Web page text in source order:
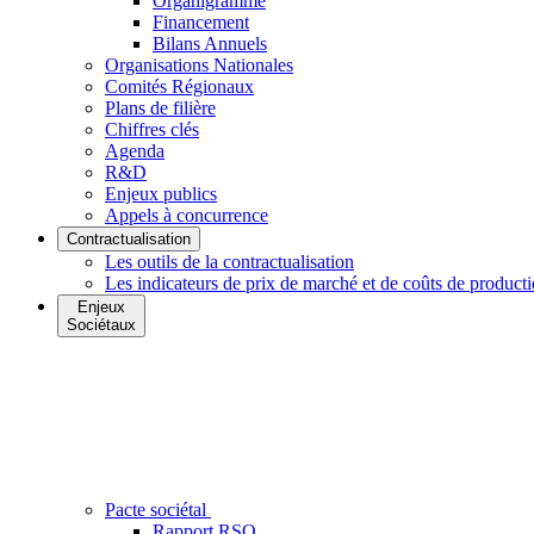
Financement
Bilans Annuels
Organisations Nationales
Comités Régionaux
Plans de filière
Chiffres clés
Agenda
R&D
Enjeux publics
Appels à concurrence
Contractualisation
Les outils de la contractualisation
Les indicateurs de prix de marché et de coûts de
Enjeux
Sociétaux
Pacte sociétal